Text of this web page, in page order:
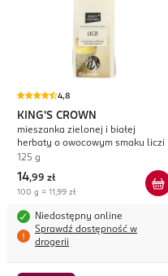
4,8
KING'S CROWN
mieszanka zielonej i białej
herbaty o owocowym smaku liczi
125 g
14,99 zł
100 g = 11,99 zł
Niedostępny online
Sprawdź dostępność w
drogerii